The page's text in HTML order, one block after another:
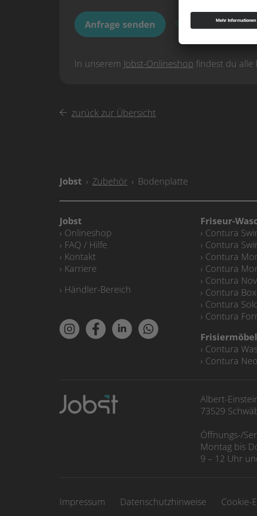
Anfrage senden +49 7171 82004
In unserem Jobst-Onlineshop findest du alle
zurück zur Übersicht
Zubehör Bodenplatte
Jobst
Onlineshop
FAQ / Hilfe
Kontakt
Karriere
Händler-Bereich
Friseur-
Contura
Contura
Contura
Contura
Contura
Contura Box
Contura
Contura
Frisiermöbel
Contura
Contura Neo
Albert-
73529
Öffnungs-/
Montag bis
9 – 12 Uhr
Impressum Datenschutzhinweise Cookie-